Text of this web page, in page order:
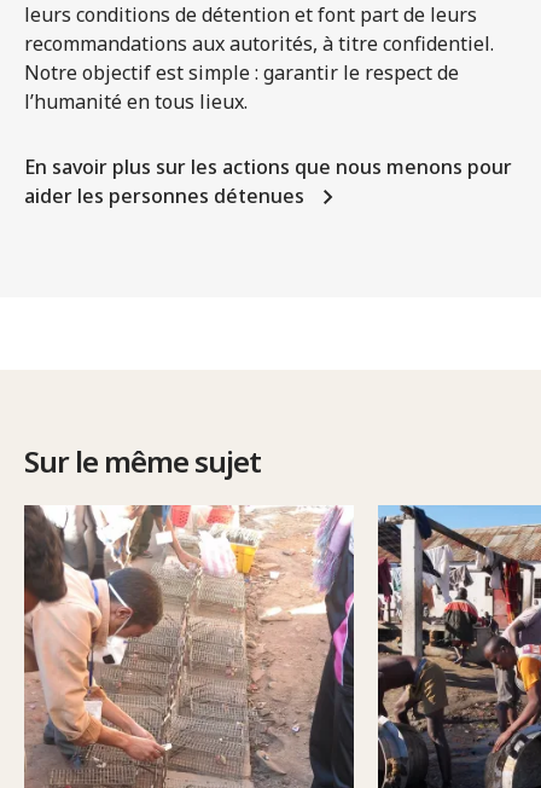
leurs conditions de détention et font part de leurs
recommandations aux autorités, à titre confidentiel.
Notre objectif est simple : garantir le respect de
l’humanité en tous lieux.
En savoir plus sur les actions que nous menons pour
aider les personnes détenues
Sur le même sujet